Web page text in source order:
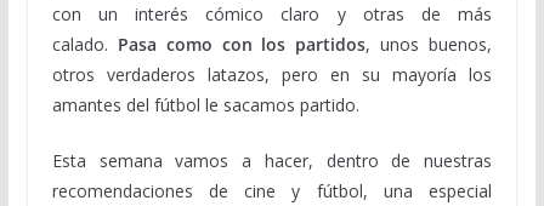
con un interés cómico claro y otras de más
calado. Pasa como con los partidos, unos buenos,
otros verdaderos latazos, pero en su mayoría los
amantes del fútbol le sacamos partido.
Esta semana vamos a hacer, dentro de nuestras
recomendaciones de cine y fútbol, una especial